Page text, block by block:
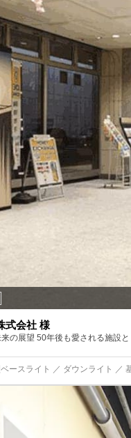
式会社 様
の展望 50年後も愛される施設
ースライト ／ ダウンライト ／